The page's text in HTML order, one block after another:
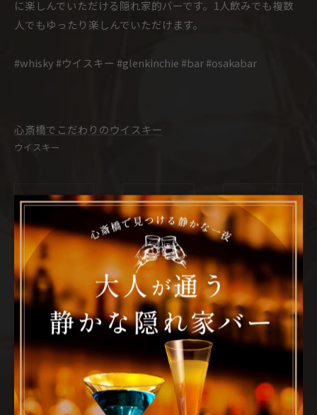
に楽しんでいただける隠れ家的バーです。1人飲みでも複数
人でもゆったり楽しんでいただけます。
#whisky #ウイスキー #glenkinchie #bar #osakabar
心斎橋でこだわりのウイスキー
ウイスキー
< 前のページ 一覧に戻る 次のページ >
カテゴリー CATEGORIES
全てのカテゴリー
ウイスキー
デート
レコード
隠れ家